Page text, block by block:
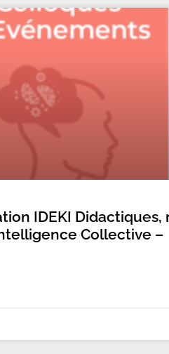
IDEKI Didactiques,
Collective –